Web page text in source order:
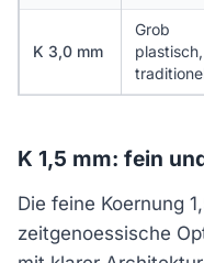
K 3,0 mm
Grob
plastisch,
K 1,5 mm: fein
Die feine Koernung
zeitgenoessische